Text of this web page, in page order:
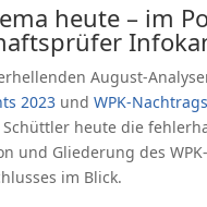
heute – im
August-
2023und WPK-
Schüttler heute die
und Gliederung des WPK-
im Blick.